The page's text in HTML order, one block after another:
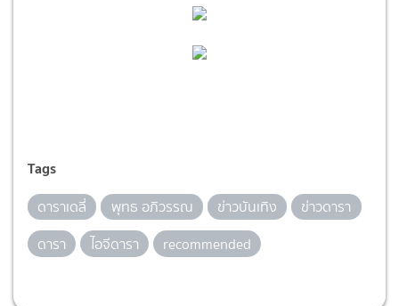
Tags
ดาราเดลี่ พุทธ อภิวรรณ ข่าวบันเทิง
ข่าวดารา
ดารา
ไอจีดารา recommended